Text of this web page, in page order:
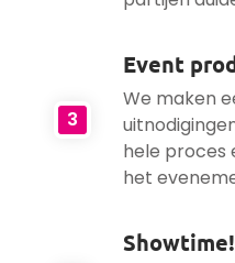
3
Event
We maken
hele proces
het
Showtime!